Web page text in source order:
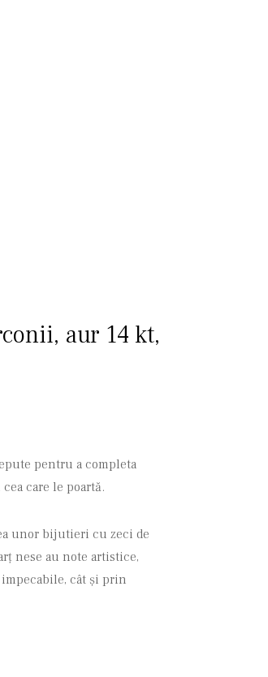
aur 14 kt,
pentru a completa
care le poartă.
unor bijutieri cu zeci de
nese au note artistice,
cât și prin